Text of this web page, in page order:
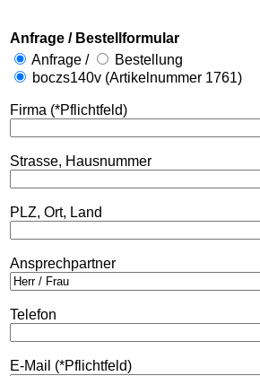
Anfrage / Bestellformular
Anfrage /
Bestellung
boczs140v (Artikelnummer 1761)
Firma (*Pflichtfeld)
Strasse, Hausnummer
PLZ, Ort, Land
Ansprechpartner
Telefon
E-Mail (*Pflichtfeld)